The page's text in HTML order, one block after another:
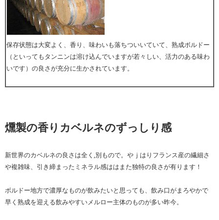
保存状態は大変よく、香り、味わいも落ちついいていて、熟成ボルドー
（といってもタンニンは溶け込んでいますが若々しい、活力のある味わ
いです）の良さが充分に生かされています。
燻製の香りカベルネのずっしり感
新世界のカベルネの良さは全く,別もので。やｊはりフランス産の繊細さ
や複雑味、引き締まったミネラル感ははまた独特の良さが有ります！
ボルドー地方で濃厚なものが飲みたいと思っても、飲み口がまろやかで
早く熟成を迎える飲みやすいメルロー主体のものが多い昨今。